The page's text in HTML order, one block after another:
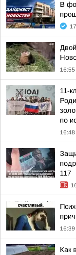
В
16:55
11-
по
16:48
117
16:39
Как